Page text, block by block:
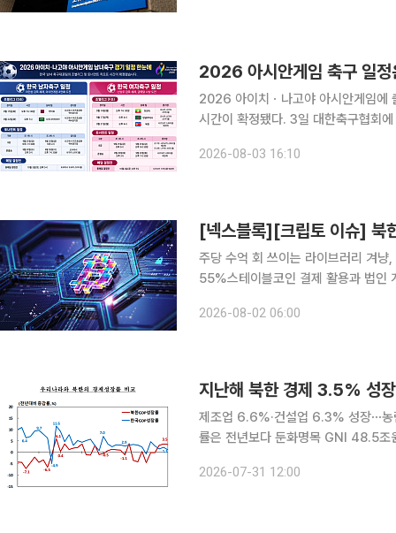
2026 아시안게임 축구 일
2026 아이치ㆍ나고야 아시안게임에
시간이 확정됐다. 3일 대한축구협회에 따르면 이민성 감독이 이끄는 남자 대표팀은 조별리그 D조에
공원 럭비경기장에서 열리는 카타르
2026-08-03 16:10
주당 수억 회 쓰이는 라이브러리 겨냥
55%스테이블코인 결제 활용과 법인
토 산업에서 보안 문제가 다시 핵심
2026-08-02 06:00
지난해 북한 경제 3.5% 성
제조업 6.6%·건설업 6.3% 성장⋯
률은 전년보다 둔화명목 GNI 48.5조원·한국
정책사업 추진 속 제조업과 건설업이
2026-07-31 12:00